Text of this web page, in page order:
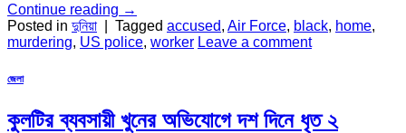
Continue reading →
Posted in দুনিয়া Tagged accused, Air Force, black, home,
murdering, US police, worker Leave a comment
জেলা
কুলটির ব্যবসায়ী খুনের অভিযোগে দশ দিনে ধৃত ২